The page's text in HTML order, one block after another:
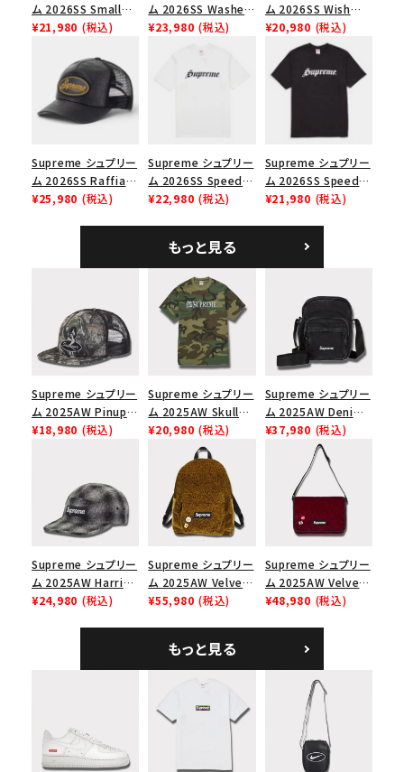
円 ～
円
在庫のない商品を表示する
絞り込んで検索する
ム 2026SS Small
Box Tee スモールボ
¥21,980 (税込)
ム 2026SS Washed
Chino Twill Camp
ップ ブラック
¥23,980 (税込)
ム 2026SS Wish
Tee ウィッシュTシ
ャツ ブラック
¥20,980 (税込)
Supreme シュプリー
ム 2026SS Raffia
Mesh Back 5-Panel
¥25,980 (税込)
Supreme シュプリー
ム 2026SS Speed
Tee スピードTシャツ
¥22,980 (税込)
Supreme シュプリー
ム 2026SS Speed
Tee スピードTシャツ
¥21,980 (税込)
もっと見る
Supreme シュプリー
ム 2025AW Pinup
Mesh Back 5-Panel
ップ トゥルーティン
バーHTC フォールカ
¥18,980 (税込)
Supreme シュプリー
ム 2025AW Skull
Tee スカル Tシャ
ツ ウッドランドカモ
¥20,980 (税込)
Supreme シュプリー
ム 2025AW Denim
Shoulder Bag デニ
ム ショルダーバッグ
¥37,980 (税込)
Supreme シュプリー
ム 2025AW Harris
Tweed Camp Cap
¥24,980 (税込)
Supreme シュプリー
ム 2025AW Velvet
Backpack ベルベッ
¥55,980 (税込)
Supreme シュプリー
ム 2025AW Velvet
Small Messenger
バッグ レッドレオパー
ド
¥48,980 (税込)
もっと見る